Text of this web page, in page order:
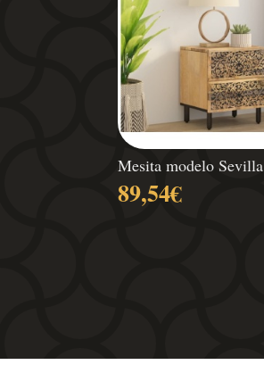
Mesita modelo Sevilla
89,54€